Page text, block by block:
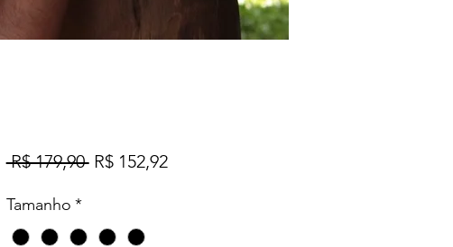
R$ 179,90 Preço
R$ 152,92Preço
Tamanho *